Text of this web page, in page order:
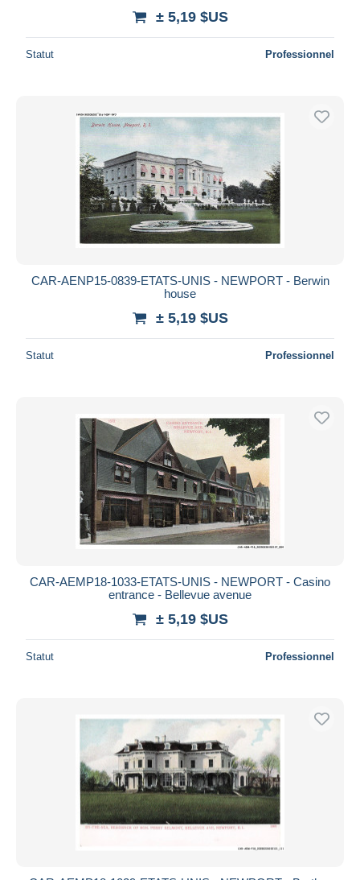
± 5,19 $US
Statut Professionnel
CAR-AENP15-0839-ETATS-UNIS - NEWPORT - Berwin
house
± 5,19 $US
Statut Professionnel
CAR-AEMP18-1033-ETATS-UNIS - NEWPORT - Casino
entrance - Bellevue avenue
± 5,19 $US
Statut Professionnel